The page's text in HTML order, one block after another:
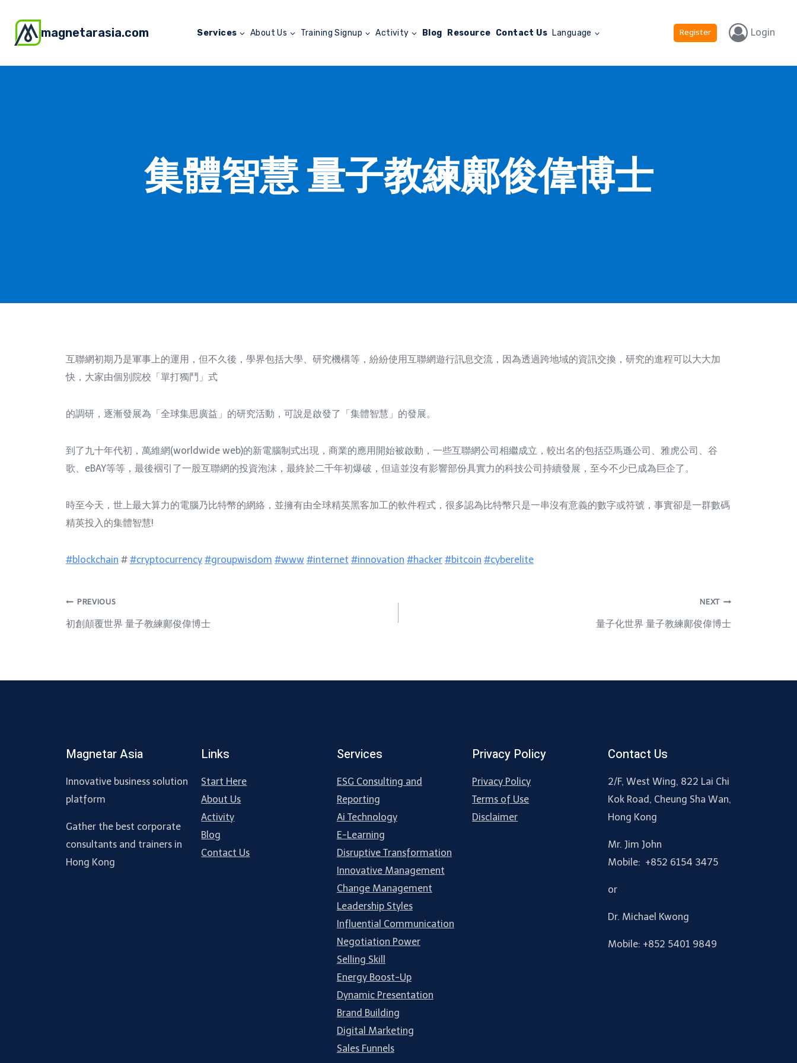
magnetarasia.com Services About Us Training Signup Activity Blog Resource Contact Us Language Register Login
集體智慧 量子教練鄺俊偉博士
互聯網初期乃是軍事上的運用，但不久後，學界包括大學、研究機構等，紛紛使用互聯網遊行訊息交流，因為透過跨地域的資訊交換，研究的進程可以大大加
快，大家由個別院校「單打獨鬥」式
的調研，逐漸發展為「全球集思廣益」的研究活動，可說是啟發了「集體智慧」的發展。
到了九十年代初，萬維網(worldwide web)的新電腦制式出現，商業的應用開始被啟動，一些互聯網公司相繼成立，較出名的包括亞馬遜公司、雅虎公司、谷
歌、eBAY等等，最後裀引了一股互聯網的投資泡沫，最終於二千年初爆破，但這並沒有影響部份具實力的科技公司持續發展，至今不少已成為巨企了。
時至今天，世上最大算力的電腦乃比特幣的網絡，並擁有由全球精英黑客加工的軟件程式，很多認為比特幣只是一串沒有意義的數字或符號，事實卻是一群數碼
精英投入的集體智慧!
#blockchain # #cryptocurrency #groupwisdom #www #internet #innovation #hacker #bitcoin #cyberelite
PREVIOUS
初創顛覆世界 量子教練鄺俊偉博士
NEXT
量子化世界 量子教練鄺俊偉博士
Magnetar Asia
Innovative business solution
platform
Gather the best corporate
consultants and trainers in
Hong Kong
Links
Start Here
About Us
Activity
Blog
Contact Us
Services
ESG Consulting and
Reporting
Ai Technology
E-Learning
Disruptive Transformation
Innovative Management
Change Management
Leadership Styles
Influential Communication
Negotiation Power
Selling Skill
Energy Boost-Up
Dynamic Presentation
Brand Building
Digital Marketing
Sales Funnels
Privacy Policy
Privacy Policy
Terms of Use
Disclaimer
Contact Us
2/F, West Wing, 822 Lai Chi
Kok Road, Cheung Sha Wan,
Hong Kong
Mr. Jim John
Mobile: +852 6154 3475
or
Dr. Michael Kwong
Mobile: +852 5401 9849